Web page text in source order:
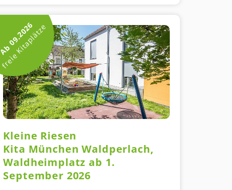
Ab 09.2026
freie Kitaplätze
Kleine Riesen
Kita München Waldperlach,
Waldheimplatz ab 1.
September 2026